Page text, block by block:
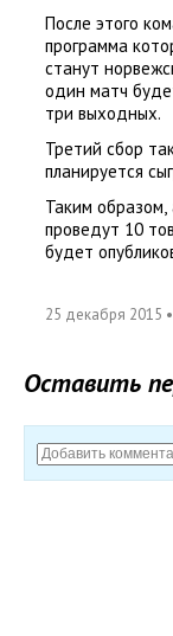
После этого
программа
станут
один матч
три выходных.
Третий сбор
планируется
Таким образом,
проведут 10
будет
25 декабря 2015
Оставить